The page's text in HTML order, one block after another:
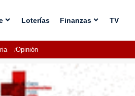
Loterías Finanzas TV
Opinión